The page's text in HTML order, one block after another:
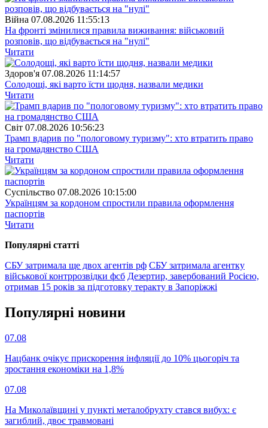
Війна 07.08.2026 11:55:13
На фронті змінилися правила виживання: військовий
розповів, що відбувається на "нулі"
Читати
Здоров'я 07.08.2026 11:14:57
Солодощі, які варто їсти щодня, назвали медики
Читати
Свiт 07.08.2026 10:56:23
Трамп вдарив по "пологовому туризму": хто втратить право
на громадянство США
Читати
Суспiльство 07.08.2026 10:15:00
Українцям за кордоном спростили правила оформлення
паспортів
Читати
Популярнi статтi
СБУ затримала ще двох агентів рф СБУ затримала агентку
військової контррозвідки фсб Дезертир, завербований Росією,
отримав 15 років за підготовку теракту в Запоріжжі
Популярнi новини
07.08
Нацбанк очікує прискорення інфляції до 10% цьогоріч та
зростання економіки на 1,8%
07.08
На Миколаївщині у пункті металобрухту стався вибух: є
загиблий, двоє травмовані